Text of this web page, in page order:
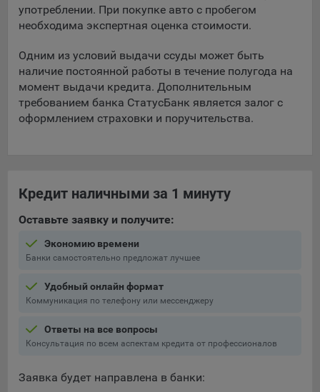
Подобные функции улучшают условия работы
пользователей с сайтом.
9.3. Файлы cookie предпочтений, например, для настройки
контента. Данные файлы cookie собирают информацию о
выборе пользователя на сайте и его предпочтениях и
позволяют Обществу «запомнить» информацию о
выбранном пользователем городе и других местных
настройках для того, чтобы соответствующим образом
собирают информацию о том, как пользователь
улучшения.
Аналитические файлы cookie показывают, какие страницы
выявлять трудности, возникающие при использовании
сайта, а также позволяют оценить эффективность
составить представление о тенденциях использования
сайта в целом. Общество использует информацию для
9.5. Файлы cookie, применяемые для определения целевой
употреблении. При покупке авто с пробегом
необходима экспертная оценка стоимости.
Одним из условий выдачи ссуды может быть
наличие постоянной работы в течение полугода на
момент выдачи кредита. Дополнительным
требованием банка СтатусБанк является залог с
оформлением страховки и поручительства.
Кредит наличными за 1 минуту
Оставьте заявку и получите:
Экономию времени
Банки самостоятельно предложат лучшее
Удобный онлайн формат
Коммуникация по телефону или мессенджеру
Ответы на все вопросы
Консультация по всем аспектам кредита от профессионалов
Заявка будет направлена в банки: